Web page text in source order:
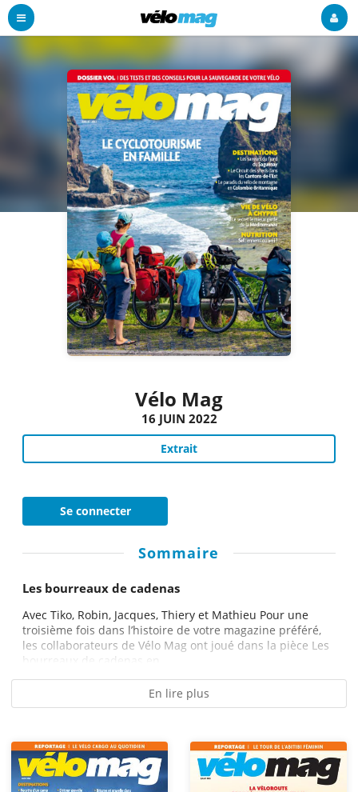
Vélo Mag
16 JUIN 2022
Extrait
Se connecter
Sommaire
Les bourreaux de cadenas
Avec Tiko, Robin, Jacques, Thiery et Mathieu Pour une
troisième fois dans l’histoire de votre magazine préféré,
les collaborateurs de Vélo Mag ont joué dans la pièce Les
bourreaux de cadenas en...
En lire plus